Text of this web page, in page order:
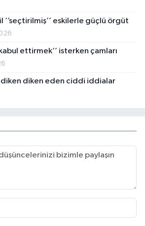
‘’seçtirilmiş’’ eskilerle güçlü örgüt
ettirmek’’ isterken çamları
diken diken eden ciddi iddialar